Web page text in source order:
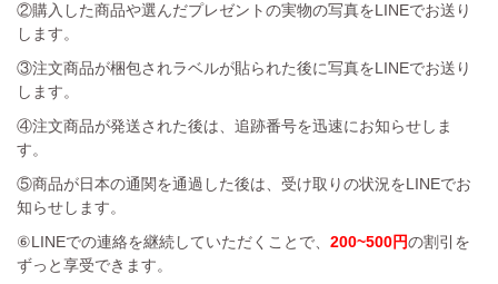
②購入した商品や選んだプレゼントの実物の写真をLINEでお送り
します。
③注文商品が梱包されラベルが貼られた後に写真をLINEでお送り
します。
④注文商品が発送された後は、追跡番号を迅速にお知らせしま
す。
⑤商品が日本の通関を通過した後は、受け取りの状況をLINEでお
知らせします。
⑥LINEでの連絡を継続していただくことで、 200~500円の割引を
ずっと享受できます。